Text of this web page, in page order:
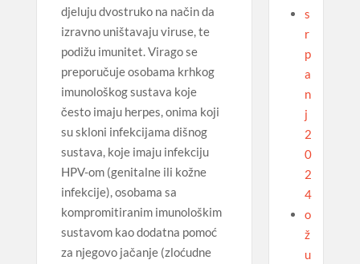
djeluju dvostruko na način da
izravno uništavaju viruse, te
podižu imunitet. Virago se
preporučuje osobama krhkog
imunološkog sustava koje
često imaju herpes, onima koji
su skloni infekcijama dišnog
sustava, koje imaju infekciju
HPV-om (genitalne ili kožne
infekcije), osobama sa
kompromitiranim imunološkim
sustavom kao dodatna pomoć
za njegovo jačanje (zloćudne
s
r
p
a
n
j
2
0
2
4
o
ž
u